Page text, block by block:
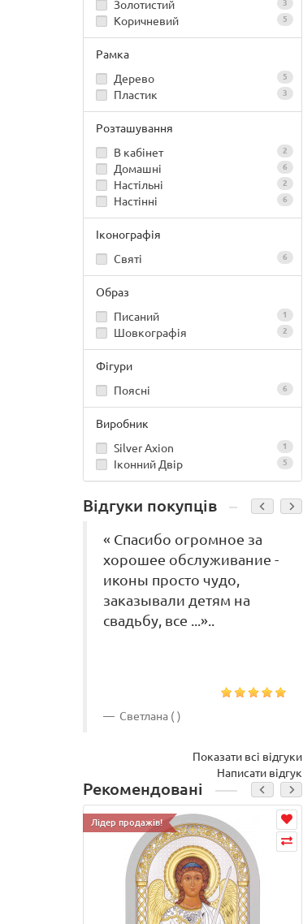
Золотистий 3
Коричневий 5
Рамка
Дерево
5
Пластик 3
Розташування
В кабінет
2
Домашні 6
Настільні 2
Настінні 6
Іконографія
Святі
6
Образ
Писаний
1
Шовкографія 2
Фігури
Поясні
6
Виробник
Silver Axion
1
Іконний Двір 5
Відгуки покупців
« Спасибо огромное за
хорошее обслуживание -
иконы просто чудо,
заказывали детям на
свадьбу, все ...»..
Светлана ( )
Показати всі відгуки
Написати відгук
Рекомендовані
Лідер продажів!